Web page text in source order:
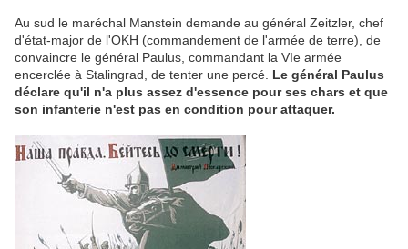
Au sud le maréchal Manstein demande au général Zeitzler, chef
d'état-major de l'OKH (commandement de l'armée de terre), de
convaincre le général Paulus, commandant la VIe armée
encerclée à Stalingrad, de tenter une percé. Le général Paulus
déclare qu'il n'a plus assez d'essence pour ses chars et que
son infanterie n'est pas en condition pour attaquer.